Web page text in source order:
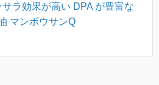
ラ効果が高い DPA が豊富な
マンボウサンQ